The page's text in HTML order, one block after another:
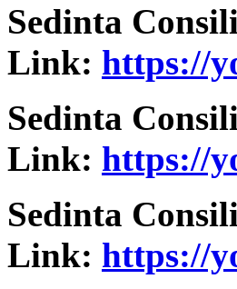
Sedinta
Link: https://
Sedinta
Link: https://
Sedinta
Link: https://